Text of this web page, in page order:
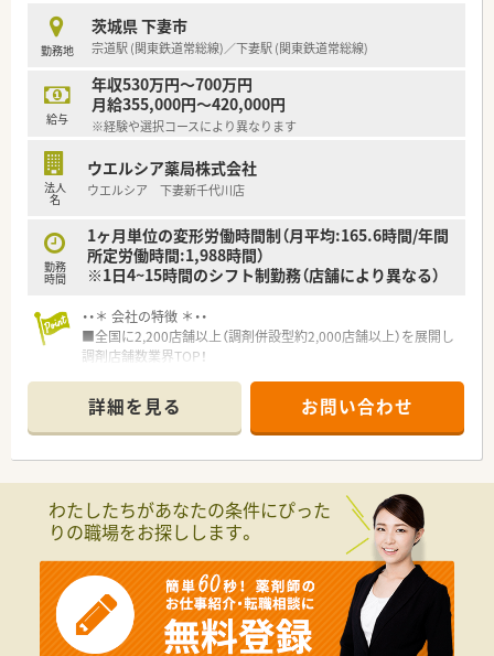
勤務地
茨城県 下妻市
宗道駅 (関東鉄道常総線)／下妻駅 (関東鉄道常総線)
給与
年収530万円～700万円
月給355,000円～420,000円
※経験や選択コースにより異なります
法人
名
ウエルシア薬局株式会社
ウエルシア 下妻新千代川店
勤務
時間
1ヶ月単位の変形労働時間制（月平均:165.6時間/年間
所定労働時間:1,988時間）
※1日4~15時間のシフト制勤務（店舗により異なる）
・・＊ 会社の特徴 ＊・・
■全国に2,200店舗以上（調剤併設型約2,000店舗以上）を展開し
調剤店舗数業界TOP！
頑張り次第で高給与も可能！
■経験や勤務コースによりますが、経験の少ない方でも500万前
半スタートと業界TOP水準！
■職種や職域に合わせ、豊富な社内研修や外部組織と連携した研
■薬剤師が中心の会社だからこそ活躍できるキャリアパスが多
種多様に用意されています。
■店舗拡大に伴い、エリアマネジャーや営業部長等のマネジメン
■在宅や教育等の専門性を活かせるスペシャリストを目指すこ
とも可能です。
■その他にも、管理部門や商品部門等の本社スタッフなど活動領
域は多種多様です。
詳細を見る お問い合わせ
わたしたちがあなたの条件にぴった
りの職場をお探しします。